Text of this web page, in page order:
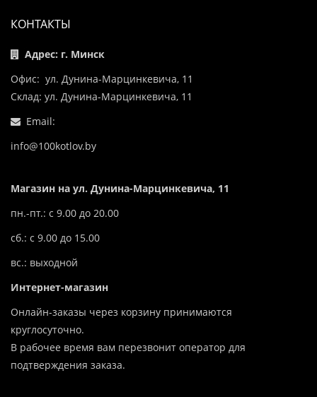
КОНТАКТЫ
Адрес: г. Минск
Офис: ул. Дунина-Марцинкевича, 11
Склад: ул. Дунина-Марцинкевича, 11
Email:
info@100kotlov.by
Магазин на ул. Дунина-Марцинкевича, 11
пн.-пт.: с 9.00 до 20.00
сб.: с 9.00 до 15.00
вс.: выходной
Интернет-магазин
Онлайн-заказы через корзину принимаются
круглосуточно.
В рабочее время вам перезвонит оператор для
подтверждения заказа.